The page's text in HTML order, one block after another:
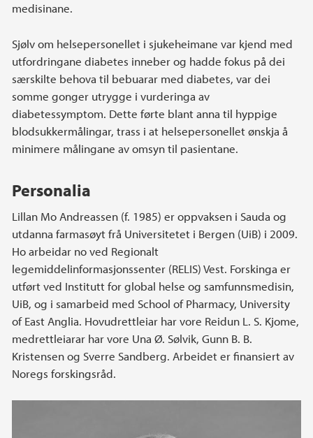
medisinane.
Sjølv om helsepersonellet i sjukeheimane var kjend med
utfordringane diabetes inneber og hadde fokus på dei
særskilte behova til bebuarar med diabetes, var dei
somme gonger utrygge i vurderinga av
diabetessymptom. Dette førte blant anna til hyppige
blodsukkermålingar, trass i at helsepersonellet ønskja å
minimere målingane av omsyn til pasientane.
Personalia
Lillan Mo Andreassen (f. 1985) er oppvaksen i Sauda og
utdanna farmasøyt frå Universitetet i Bergen (UiB) i 2009.
Ho arbeidar no ved Regionalt
legemiddelinformasjonssenter (RELIS) Vest. Forskinga er
utført ved Institutt for global helse og samfunnsmedisin,
UiB, og i samarbeid med School of Pharmacy, University
of East Anglia. Hovudrettleiar har vore Reidun L. S. Kjome,
medrettleiarar har vore Una Ø. Sølvik, Gunn B. B.
Kristensen og Sverre Sandberg. Arbeidet er finansiert av
Noregs forskingsråd.